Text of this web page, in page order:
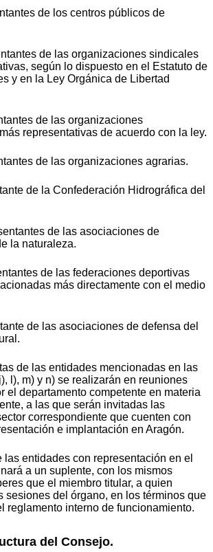
de los centros públicos de
de las organizaciones sindicales
según lo dispuesto en el Estatuto de
y en la Ley Orgánica de Libertad
de las organizaciones
representativas de acuerdo con la ley.
de las organizaciones agrarias.
de la Confederación Hidrográfica del
de las asociaciones de
la naturaleza.
de las federaciones deportivas
más directamente con el medio
de las asociaciones de defensa del
de las entidades mencionadas en las
l), m) y n) se realizarán en reuniones
el departamento competente en materia
a las que serán invitadas las
correspondiente que cuenten con
e implantación en Aragón.
las entidades con representación en el
a un suplente, con los mismos
que el miembro titular, a quien
sesiones del órgano, en los términos que
reglamento interno de funcionamiento.
del Consejo.